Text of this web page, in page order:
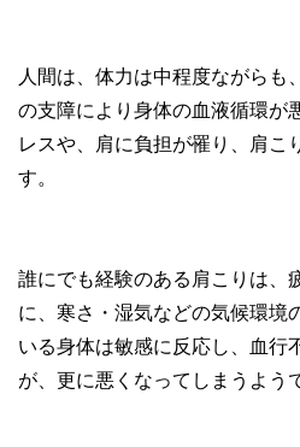
人間は、体力は中程度ながらも
の支障により身体の血液循環が
レスや、肩に負担が罹り、肩こ
す。
誰にでも経験のある肩こりは、
に、寒さ・湿気などの気候環境
いる身体は敏感に反応し、血行
が、更に悪くなってしまうよう